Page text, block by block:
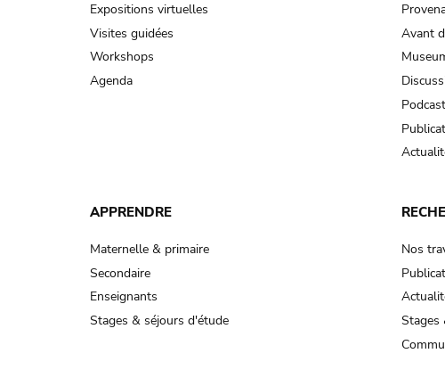
Expositions virtuelles
Visites guidées
Workshops
Agenda
Avant
APPRENDRE
Maternelle & primaire
Secondaire
Enseignants
Stages & séjours d'étude
Nos
Stages